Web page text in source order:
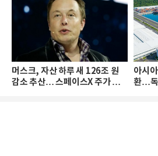
머스크, 자산 하루 새 126조 원
감소 추산… 스페이스X 주가 하
아시
환…독